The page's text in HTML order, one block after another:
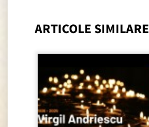
ARTICOLE SIMILARE